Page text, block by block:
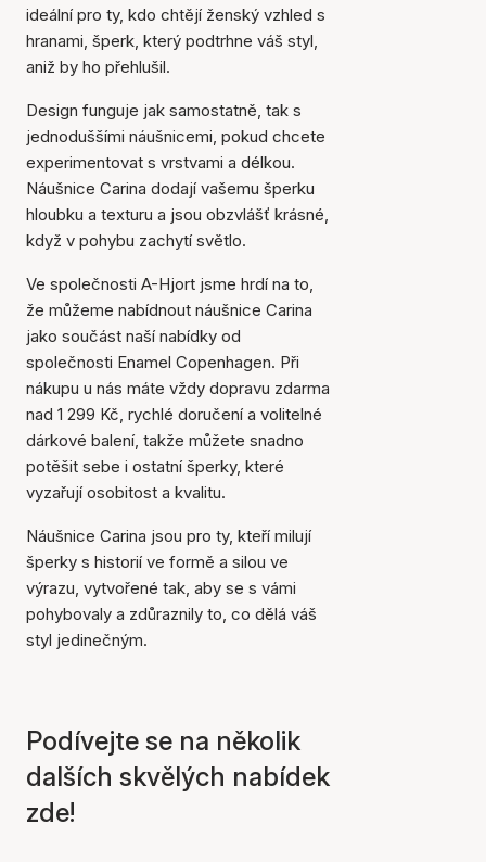
Položka byla přidána do
košíku
ideální pro ty, kdo chtějí ženský vzhled s
hranami, šperk, který podtrhne váš styl,
aniž by ho přehlušil.
Design funguje jak samostatně, tak s
jednoduššími náušnicemi, pokud chcete
experimentovat s vrstvami a délkou.
Náušnice Carina dodají vašemu šperku
hloubku a texturu a jsou obzvlášť krásné,
když v pohybu zachytí světlo.
Ve společnosti A-Hjort jsme hrdí na to,
že můžeme nabídnout náušnice Carina
jako součást naší nabídky od
společnosti Enamel Copenhagen. Při
nákupu u nás máte vždy dopravu zdarma
nad 1 299 Kč, rychlé doručení a volitelné
dárkové balení, takže můžete snadno
potěšit sebe i ostatní šperky, které
vyzařují osobitost a kvalitu.
Náušnice Carina jsou pro ty, kteří milují
šperky s historií ve formě a silou ve
výrazu, vytvořené tak, aby se s vámi
pohybovaly a zdůraznily to, co dělá váš
styl jedinečným.
Podívejte se na několik
dalších skvělých nabídek
zde!